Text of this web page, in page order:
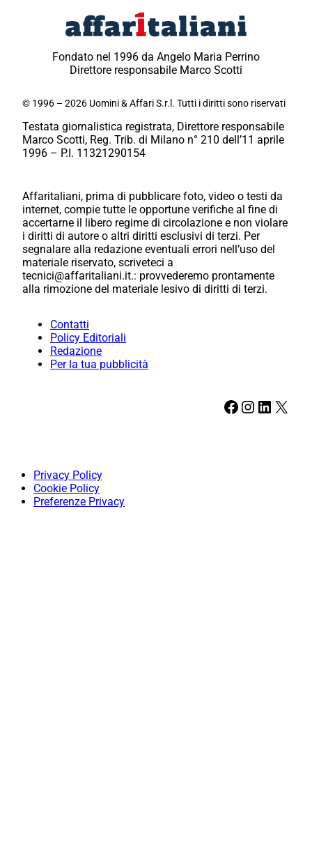
Fondato nel 1996 da Angelo Maria Perrino
Direttore responsabile Marco Scotti
© 1996 – 2026 Uomini & Affari S.r.l. Tutti i diritti sono riservati
Testata giornalistica registrata, Direttore responsabile
Marco Scotti, Reg. Trib. di Milano n° 210 dell’11 aprile
1996 – P.I. 11321290154
Affaritaliani, prima di pubblicare foto, video o testi da
internet, compie tutte le opportune verifiche al fine di
accertarne il libero regime di circolazione e non violare
i diritti di autore o altri diritti esclusivi di terzi. Per
segnalare alla redazione eventuali errori nell’uso del
materiale riservato, scriveteci a
tecnici@affaritaliani.it.: provvederemo prontamente
alla rimozione del materiale lesivo di diritti di terzi.
Contatti
Policy Editoriali
Redazione
Per la tua pubblicità
Facebook Instagram LinkedIn X
Privacy Policy
Cookie Policy
Preferenze Privacy